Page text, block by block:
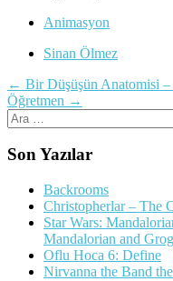
Animasyon
Sinan Ölmez
Yazı
dolaşımı
← Bir Düşüşün Anatomisi
Öğretmen →
Arama:
Son Yazılar
Backrooms
Christopherlar – The
Star Wars:
Mandalorian and
Oflu Hoca 6: Define
Nirvanna the Band